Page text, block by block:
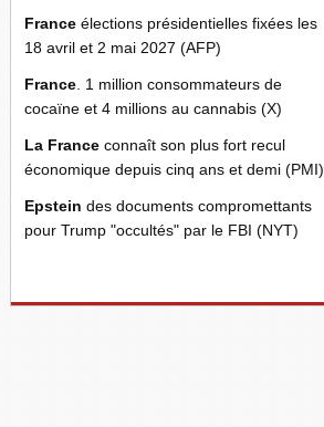
France élections présidentielles fixées les
18 avril et 2 mai 2027 (AFP)
France . 1 million consommateurs de
cocaïne et 4 millions au cannabis (X)
La France connaît son plus fort recul
économique depuis cinq ans et demi (PMI)
Epstein des documents compromettants
pour Trump "occultés" par le FBI (NYT)